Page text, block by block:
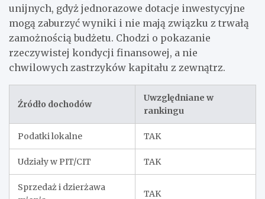
unijnych, gdyż jednorazowe dotacje inwestycyjne
mogą zaburzyć wyniki i nie mają związku z trwałą
zamożnością budżetu. Chodzi o pokazanie
rzeczywistej kondycji finansowej, a nie
chwilowych zastrzyków kapitału z zewnątrz.
Źródło dochodów
Uwzględniane w
rankingu
Podatki lokalne TAK
Udziały w PIT/CIT TAK
Sprzedaż i dzierżawa
TAK